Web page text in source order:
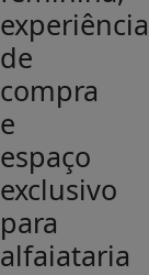
experiência
de
compra
e
espaço
exclusivo
para
alfaiataria